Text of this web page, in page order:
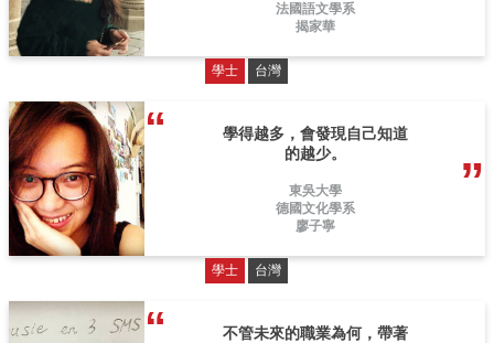
法國語文學系
揭家華
學士 台灣
學得越多，會發現自己知道
的越少。
東吳大學
德國文化學系
廖子寧
學士 台灣
不管未來的職業為何，帶著